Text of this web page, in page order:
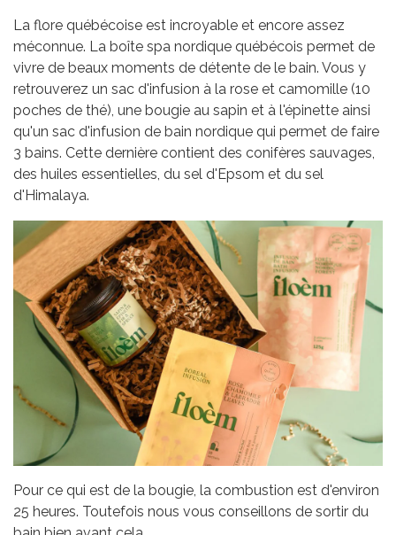
La flore québécoise est incroyable et encore assez
méconnue. La boîte spa nordique québécois permet de
vivre de beaux moments de détente de le bain. Vous y
retrouverez un sac d'infusion à la rose et camomille (10
poches de thé), une bougie au sapin et à l'épinette ainsi
qu'un sac d'infusion de bain nordique qui permet de faire
3 bains. Cette dernière contient des conifères sauvages,
des huiles essentielles, du sel d'Epsom et du sel
d'Himalaya.
Pour ce qui est de la bougie, la combustion est d'environ
25 heures. Toutefois nous vous conseillons de sortir du